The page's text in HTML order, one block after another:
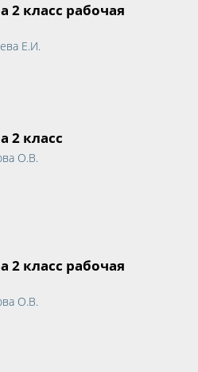
2 класс рабочая
Е.И.
2 класс
О.В.
2 класс рабочая
О.В.